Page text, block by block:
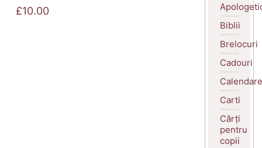
£10.00
Biblii
Brelocuri
Cadouri
Calendare
Carti
Cărți
pentru
copii